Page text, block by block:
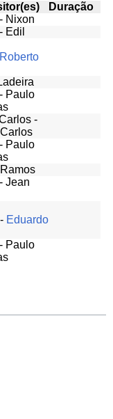
Duração
Nixon
Edil
Roberto
Paulo
-
Paulo
Jean
- Eduardo
Paulo